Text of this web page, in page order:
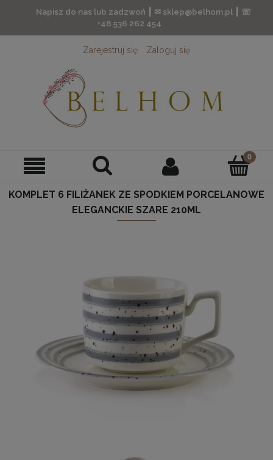
Napisz do nas lub zadzwoń ┃ ✉ sklep@belhom.pl ┃ ☏
+48 536 262 454
Zarejestruj się Zaloguj się
KOMPLET 6 FILIŻANEK ZE SPODKIEM PORCELANOWE
ELEGANCKIE SZARE 210ML